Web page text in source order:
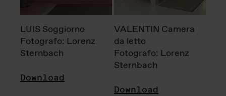
LUIS Soggiorno
Fotografo: Lorenz
Sternbach
Download
VALENTIN Camera
da letto
Fotografo: Lorenz
Sternbach
Download